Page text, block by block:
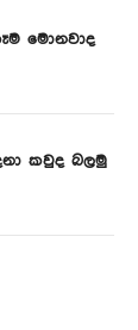
මොනවාද
කවුද බලමු